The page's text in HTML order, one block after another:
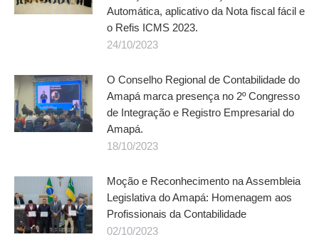
Automática, aplicativo da Nota fiscal fácil e
o Refis ICMS 2023.
24/10/2023
O Conselho Regional de Contabilidade do
Amapá marca presença no 2º Congresso
de Integração e Registro Empresarial do
Amapá.
18/10/2023
Moção e Reconhecimento na Assembleia
Legislativa do Amapá: Homenagem aos
Profissionais da Contabilidade
02/10/2023